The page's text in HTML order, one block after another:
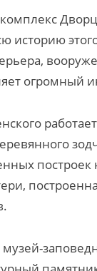
историю
огромный
построек
музей-